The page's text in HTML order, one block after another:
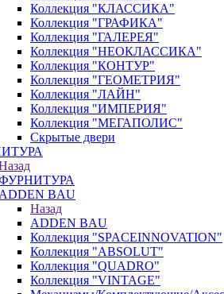
Коллекция "КЛАССИКА"
Коллекция "ГРАФИКА"
Коллекция "ГАЛЕРЕЯ"
Коллекция "НЕОКЛАССИКА"
Коллекция "КОНТУР"
Коллекция "ГЕОМЕТРИЯ"
Коллекция "ЛАЙН"
Коллекция "ИМПЕРИЯ"
Коллекция "МЕГАПОЛИС"
Скрытые двери
ADDEN BAU
Назад
ADDEN BAU
Коллекция "SPACEINNOVATION"
Коллекция "ABSOLUT"
Коллекция "QUADRO"
Коллекция "VINTAGE"